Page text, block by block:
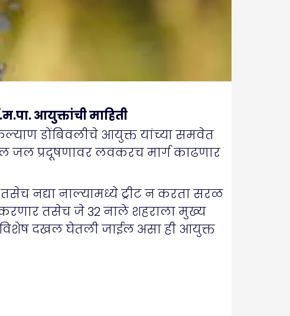
आयुक्तांची माहिती
डोंबिवलीचे आयुक्त यांच्या समवेत
जल प्रदूषणावर लवकरच मार्ग काढणार
नद्या नाल्यामध्ये ट्रीट न करता सरळ
करणार तसेच जे 32 नाले शहराला मुख्य
विशेष दखल घेतली जाईल असा ही आयुक्त